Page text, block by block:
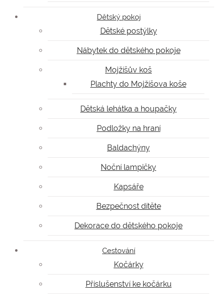
Dětský pokoj
Dětské postýlky
Nábytek do dětského pokoje
Mojžíšův koš
Plachty do Mojžíšova koše
Dětská lehátka a houpačky
Podložky na hraní
Baldachýny
Noční lampičky
Kapsáře
Bezpečnost dítěte
Dekorace do dětského pokoje
Cestování
Kočárky
Příslušenství ke kočárku